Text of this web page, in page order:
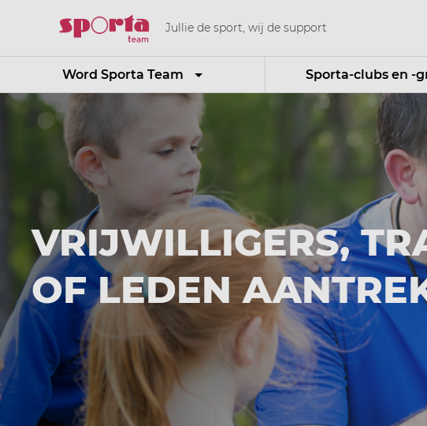
Jullie de sport, wij de support
Word Sporta Team Sporta-clubs en -
VRIJWILLIGERS,
OF LEDEN